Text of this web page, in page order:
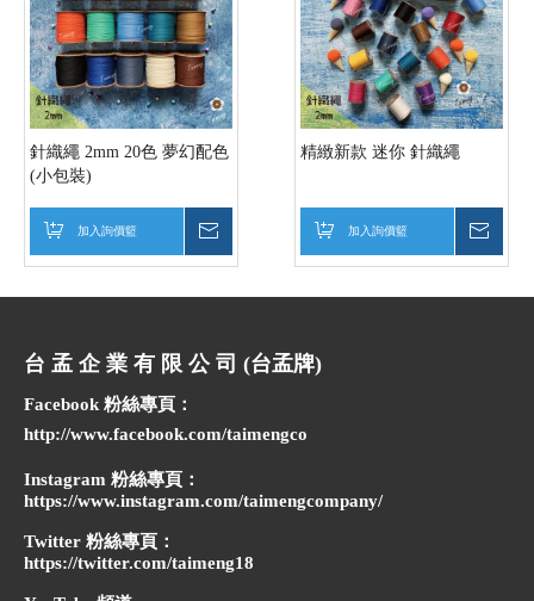
針織繩 2mm 20色 夢幻配色
(小包裝)
加入詢價籃
精緻新款 迷你 針織繩
加入詢價籃
台 孟 企 業 有 限 公 司 (台孟牌)
Facebook 粉絲專頁：
http://www.facebook.com/taimengco
Instagram 粉絲專頁：
https://www.instagram.com/taimengcompany/
Twitter 粉絲專頁：
https://twitter.com/taimeng18